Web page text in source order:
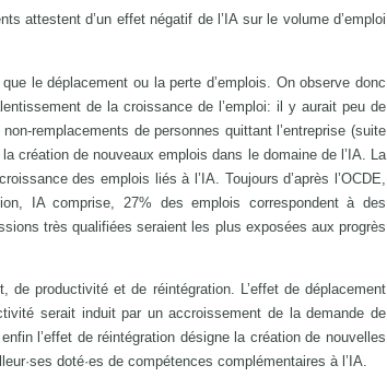
attestent d’un effet négatif de l’IA sur le volume d’emploi
le déplacement ou la perte d’emplois. On observe donc
de la croissance de l’emploi: il y aurait peu de
remplacements de personnes quittant l’entreprise (suite
création de nouveaux emplois dans le domaine de l’IA. La
des emplois liés à l’IA. Toujours d’après l’OCDE,
IA comprise, 27% des emplois correspondent à des
très qualifiées seraient les plus exposées aux progrès
de productivité et de réintégration. L’effet de déplacement
serait induit par un accroissement de la demande de
l’effet de réintégration désigne la création de nouvelles
doté·es de compétences complémentaires à l’IA.